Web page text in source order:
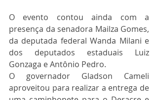
O evento contou ainda com a
presença da senadora Mailza Gomes,
da deputada federal Wanda Milani e
dos deputados estaduais Luiz
Gonzaga e Antônio Pedro.
O governador Gladson Cameli
aproveitou para realizar a entrega de